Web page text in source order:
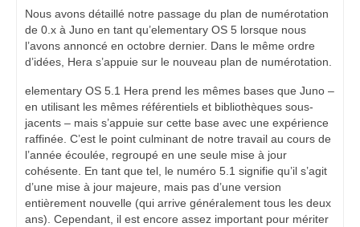
Nous avons détaillé notre passage du plan de numérotation
de 0.x à Juno en tant qu’elementary OS 5 lorsque nous
l’avons annoncé en octobre dernier. Dans le même ordre
d’idées, Hera s’appuie sur le nouveau plan de numérotation.
elementary OS 5.1 Hera prend les mêmes bases que Juno –
en utilisant les mêmes référentiels et bibliothèques sous-
jacents – mais s’appuie sur cette base avec une expérience
raffinée. C’est le point culminant de notre travail au cours de
l’année écoulée, regroupé en une seule mise à jour
cohésente. En tant que tel, le numéro 5.1 signifie qu’il s’agit
d’une mise à jour majeure, mais pas d’une version
entièrement nouvelle (qui arrive généralement tous les deux
ans). Cependant, il est encore assez important pour mériter